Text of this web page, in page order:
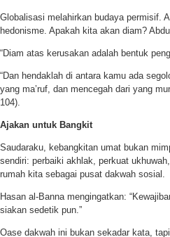
Globalisasi melahirkan budaya permisif.
hedonisme. Apakah kita akan diam?
“Diam atas kerusakan adalah bentuk
“Dan hendaklah di antara kamu ada
yang ma’ruf, dan mencegah dari yang
104).
Ajakan untuk Bangkit
Saudaraku, kebangkitan umat bukan
sendiri: perbaiki akhlak, perkuat
rumah kita sebagai pusat dakwah sosial.
Hasan al-Banna mengingatkan:
siakan sedetik pun.”
Oase dakwah ini bukan sekadar kata,